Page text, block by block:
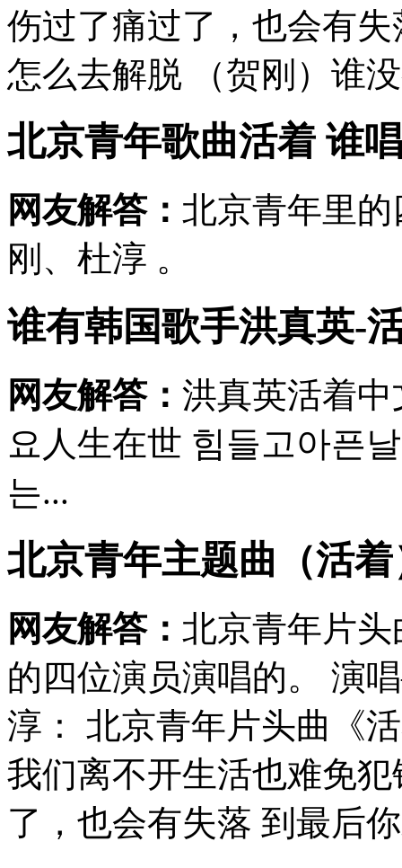
伤过了痛过了，也会有
怎么去解脱 （贺刚）谁
北京青年歌曲活着 谁
网友解答： 北京青年里
刚、杜淳 。
谁有韩国歌手洪真英-
网友解答： 洪真英活着
요人生在世 힘들고아픈
는...
北京青年主题曲（活
网友解答： 北京青年片
的四位演员演唱的。 演
淳： 北京青年片头曲《
我们离不开生活也难免
了，也会有失落 到最后